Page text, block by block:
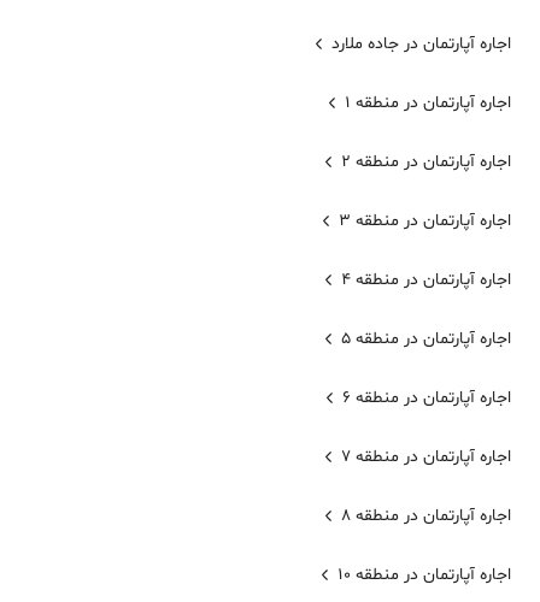
اجاره آپارتمان در جاده ملارد
اجاره آپارتمان در منطقه 1
اجاره آپارتمان در منطقه 2
اجاره آپارتمان در منطقه 3
اجاره آپارتمان در منطقه 4
اجاره آپارتمان در منطقه 5
اجاره آپارتمان در منطقه 6
اجاره آپارتمان در منطقه 7
اجاره آپارتمان در منطقه 8
اجاره آپارتمان در منطقه 10